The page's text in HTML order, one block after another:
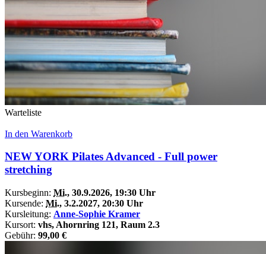
Warteliste
In den Warenkorb
NEW YORK Pilates Advanced - Full power
stretching
Kursbeginn: Mi., 30.9.2026, 19:30 Uhr
Kursende: Mi., 3.2.2027, 20:30 Uhr
Kursleitung: Anne-Sophie Kramer
Kursort: vhs, Ahornring 121, Raum 2.3
Gebühr: 99,00 €